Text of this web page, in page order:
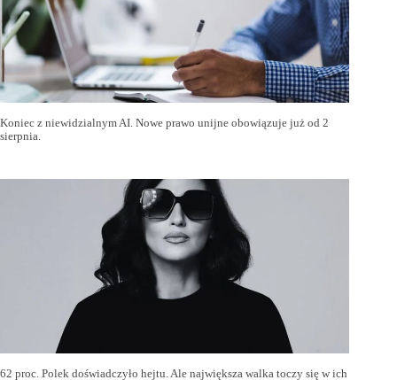
Koniec z niewidzialnym AI. Nowe prawo unijne obowiązuje już od 2
sierpnia.
62 proc. Polek doświadczyło hejtu. Ale największa walka toczy się w ich